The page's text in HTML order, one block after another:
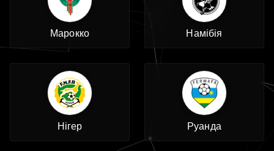
Марокко Намібія
Нігер Руанда